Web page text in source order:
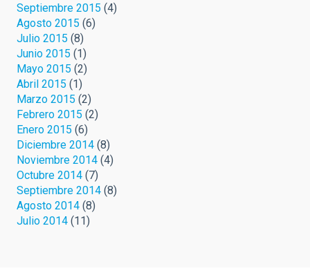
Septiembre 2015 (4)
Agosto 2015 (6)
Julio 2015 (8)
Junio 2015 (1)
Mayo 2015 (2)
Abril 2015 (1)
Marzo 2015 (2)
Febrero 2015 (2)
Enero 2015 (6)
Diciembre 2014 (8)
Noviembre 2014 (4)
Octubre 2014 (7)
Septiembre 2014 (8)
Agosto 2014 (8)
Julio 2014 (11)